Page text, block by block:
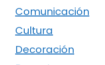
Comunicación
Cultura
Decoración